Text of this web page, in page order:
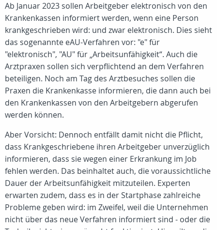
Ab Januar 2023 sollen Arbeitgeber elektronisch von den
Krankenkassen informiert werden, wenn eine Person
krankgeschrieben wird: und zwar elektronisch. Dies sieht
das sogenannte eAU-Verfahren vor: "e" für
"elektronisch", "AU" für „Arbeitsunfähigkeit“. Auch die
Arztpraxen sollen sich verpflichtend an dem Verfahren
beteiligen. Noch am Tag des Arztbesuches sollen die
Praxen die Krankenkasse informieren, die dann auch bei
den Krankenkassen von den Arbeitgebern abgerufen
werden können.
Aber Vorsicht: Dennoch entfällt damit nicht die Pflicht,
dass Krankgeschriebene ihren Arbeitgeber unverzüglich
informieren, dass sie wegen einer Erkrankung im Job
fehlen werden. Das beinhaltet auch, die voraussichtliche
Dauer der Arbeitsunfähigkeit mitzuteilen. Experten
erwarten zudem, dass es in der Startphase zahlreiche
Probleme geben wird: im Zweifel, weil die Unternehmen
nicht über das neue Verfahren informiert sind - oder die